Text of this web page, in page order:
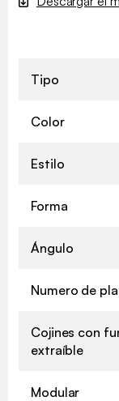
Tipo
Color
Estilo
Forma
Ángulo
Numero de
Cojines con
extraíble
Modular